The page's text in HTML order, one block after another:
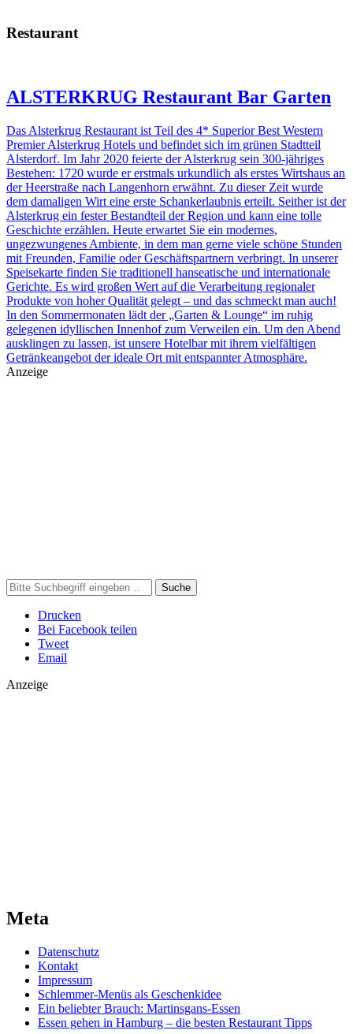
Restaurant
ALSTERKRUG Restaurant Bar Garten
Das Alsterkrug Restaurant ist Teil des 4* Superior Best Western
Premier Alsterkrug Hotels und befindet sich im grünen Stadtteil
Alsterdorf. Im Jahr 2020 feierte der Alsterkrug sein 300-jähriges
Bestehen: 1720 wurde er erstmals urkundlich als erstes Wirtshaus an
der Heerstraße nach Langenhorn erwähnt. Zu dieser Zeit wurde
dem damaligen Wirt eine erste Schankerlaubnis erteilt. Seither ist der
Alsterkrug ein fester Bestandteil der Region und kann eine tolle
Geschichte erzählen. Heute erwartet Sie ein modernes,
ungezwungenes Ambiente, in dem man gerne viele schöne Stunden
mit Freunden, Familie oder Geschäftspartnern verbringt. In unserer
Speisekarte finden Sie traditionell hanseatische und internationale
Gerichte. Es wird großen Wert auf die Verarbeitung regionaler
Produkte von hoher Qualität gelegt – und das schmeckt man auch!
In den Sommermonaten lädt der „Garten & Lounge“ im ruhig
gelegenen idyllischen Innenhof zum Verweilen ein. Um den Abend
ausklingen zu lassen, ist unsere Hotelbar mit ihrem vielfältigen
Getränkeangebot der ideale Ort mit entspannter Atmosphäre.
Anzeige
Suche
Drucken
Bei Facebook teilen
Tweet
Email
Anzeige
Meta
Datenschutz
Kontakt
Impressum
Schlemmer-Menüs als Geschenkidee
Ein beliebter Brauch: Martinsgans-Essen
Essen gehen in Hamburg – die besten Restaurant Tipps